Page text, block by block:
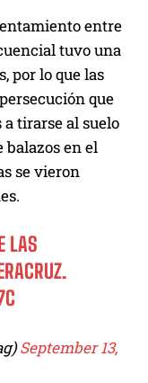
entre
tuvo una
por lo que las
que
tirarse al suelo
balazos en el
se vieron
LAS
September 13,